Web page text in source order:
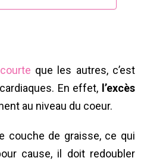
que les autres, c’est
En effet, l’excès
au niveau du coeur.
couche de graisse, ce qui
cause, il doit redoubler